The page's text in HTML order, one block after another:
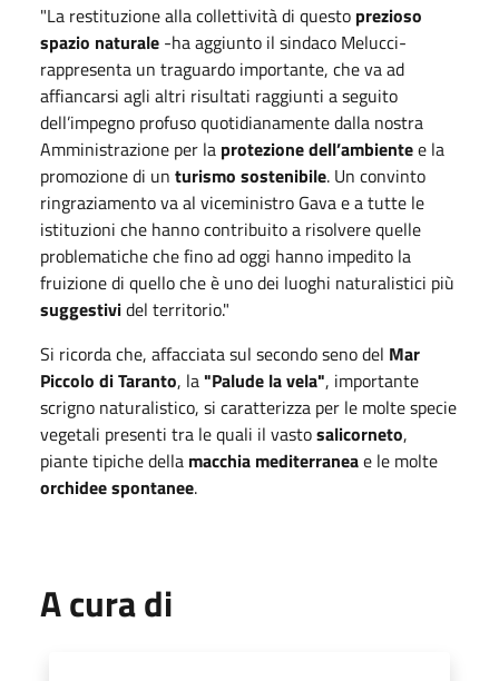
"La restituzione alla collettività di questo prezioso
spazio naturale -ha aggiunto il sindaco Melucci-
rappresenta un traguardo importante, che va ad
affiancarsi agli altri risultati raggiunti a seguito
dell’impegno profuso quotidianamente dalla nostra
Amministrazione per la protezione dell’ambientee la
promozione di un turismo sostenibile. Un convinto
ringraziamento va al viceministro Gava e a tutte le
istituzioni che hanno contribuito a risolvere quelle
problematiche che fino ad oggi hanno impedito la
fruizione di quello che è uno dei luoghi naturalistici più
suggestividel territorio."
Si ricorda che, affacciata sul secondo seno del Mar
Piccolo di Taranto, la"Palude la vela", importante
scrigno naturalistico, si caratterizza per le molte specie
vegetali presenti tra le quali il vastosalicorneto,
piante tipiche della macchia mediterraneae le molte
orchidee spontanee.
A cura di